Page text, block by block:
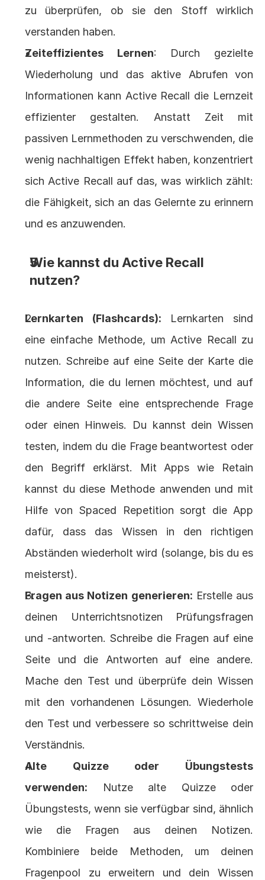
zu überprüfen, ob sie den Stoff wirklich
verstanden haben.
Zeiteffizientes Lernen: Durch gezielte
Wiederholung und das aktive Abrufen von
Informationen kann Active Recall die Lernzeit
effizienter gestalten. Anstatt Zeit mit
passiven Lernmethoden zu verschwenden, die
wenig nachhaltigen Effekt haben, konzentriert
sich Active Recall auf das, was wirklich zählt:
die Fähigkeit, sich an das Gelernte zu erinnern
und es anzuwenden.
Wie kannst du Active Recall
nutzen?
Lernkarten (Flashcards): Lernkarten sind
eine einfache Methode, um Active Recall zu
nutzen. Schreibe auf eine Seite der Karte die
Information, die du lernen möchtest, und auf
die andere Seite eine entsprechende Frage
oder einen Hinweis. Du kannst dein Wissen
testen, indem du die Frage beantwortest oder
den Begriff erklärst. Mit Apps wie Retain
kannst du diese Methode anwenden und mit
Hilfe von Spaced Repetition sorgt die App
dafür, dass das Wissen in den richtigen
Abständen wiederholt wird (solange, bis du es
meisterst).
Fragen aus Notizen generieren: Erstelle aus
deinen Unterrichtsnotizen Prüfungsfragen
und -antworten. Schreibe die Fragen auf eine
Seite und die Antworten auf eine andere.
Mache den Test und überprüfe dein Wissen
mit den vorhandenen Lösungen. Wiederhole
den Test und verbessere so schrittweise dein
Verständnis.
Alte Quizze oder Übungstests
verwenden: Nutze alte Quizze oder
Übungstests, wenn sie verfügbar sind, ähnlich
wie die Fragen aus deinen Notizen.
Kombiniere beide Methoden, um deinen
Fragenpool zu erweitern und dein Wissen